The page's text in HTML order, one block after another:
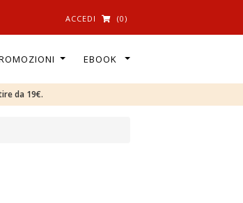
ACCEDI (0)
EBOOK
da 19€.